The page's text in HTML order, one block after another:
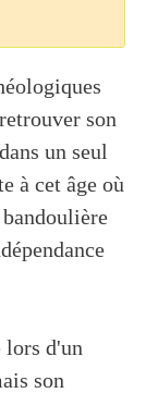
son
un seul
à cet âge où
lors d'un
son